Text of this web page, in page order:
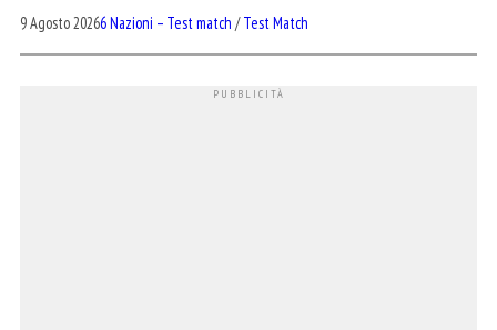
9 Agosto 20266 Nazioni – Test match /Test Match